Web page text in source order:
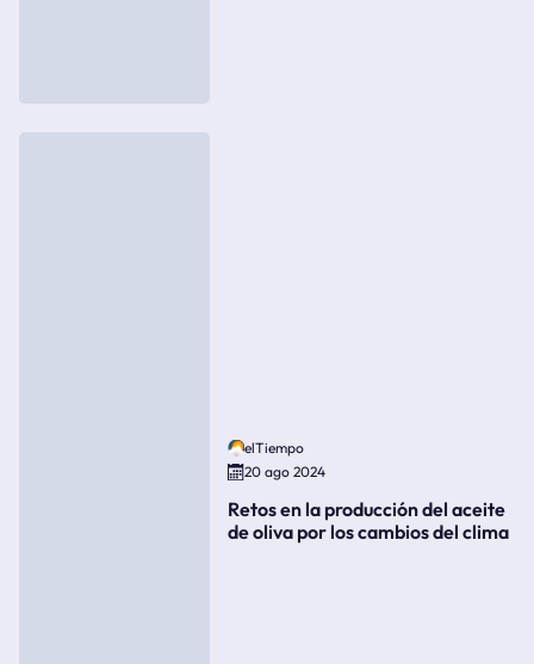
elTiempo
20 ago 2024
Retos en la producción del aceite
de oliva por los cambios del clima